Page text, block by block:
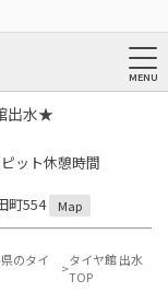
出水★
ット休憩時間
町554
Map
のタイ
タイヤ館 出水
TOP